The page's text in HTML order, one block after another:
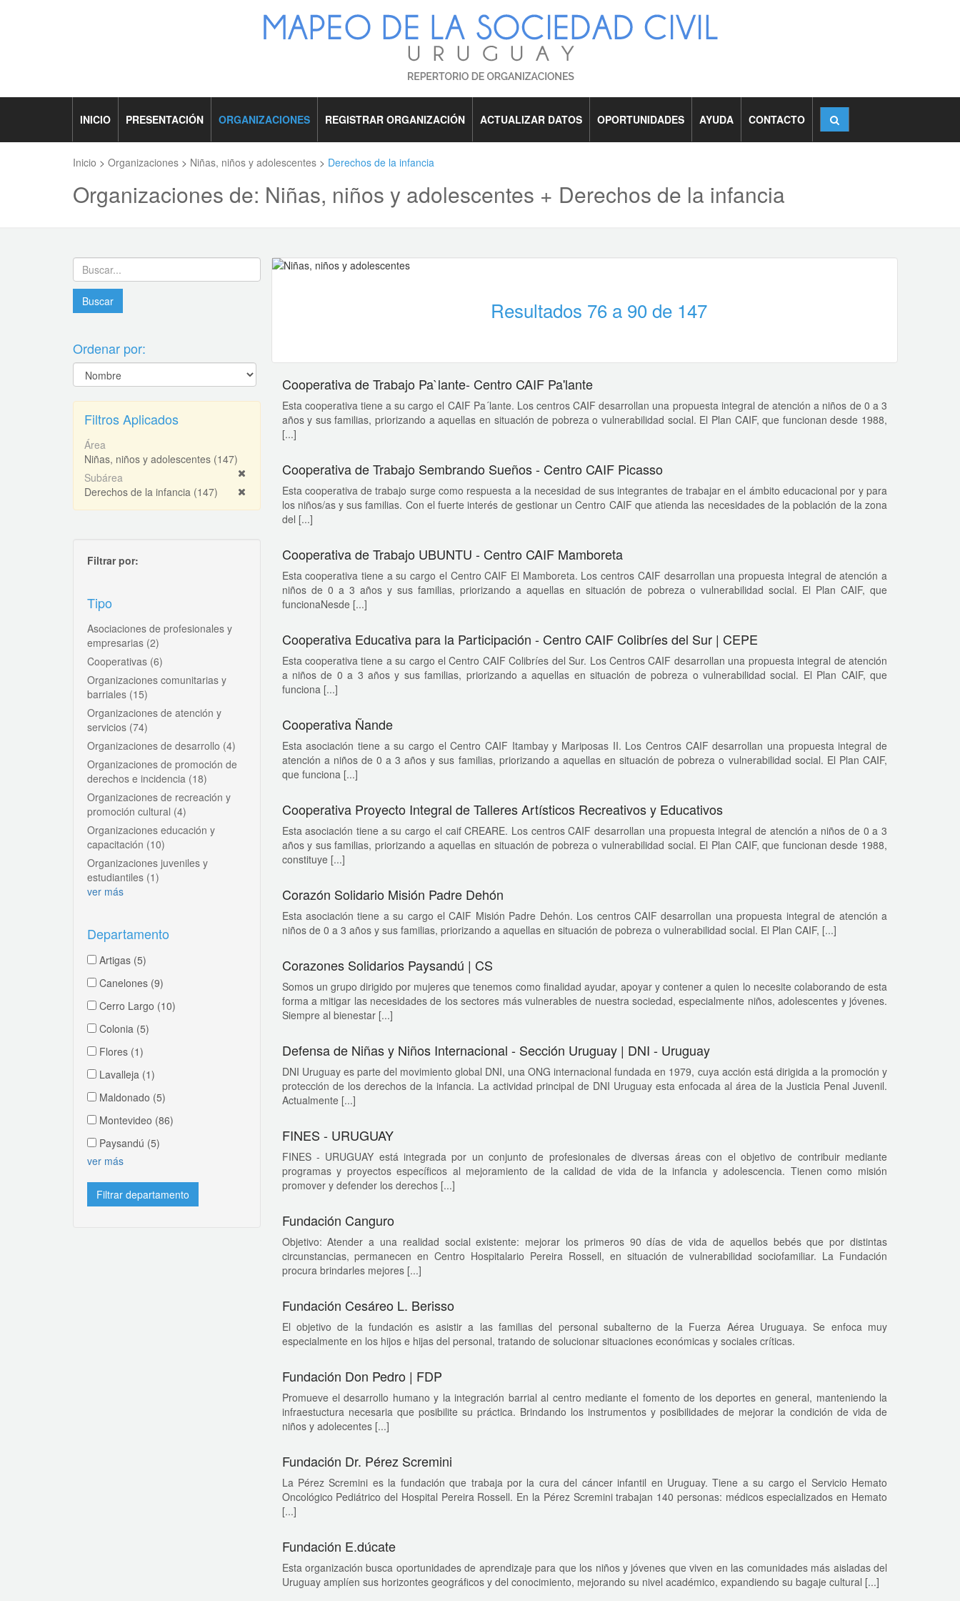
INICIO PRESENTACIÓN ORGANIZACIONES REGISTRAR ORGANIZACIÓN ACTUALIZAR DATOS OPORTUNIDADES AYUDA CONTACTO
Inicio > Organizaciones > Niñas, niños y adolescentes > Derechos de la infancia
Organizaciones de: Niñas, niños y adolescentes + Derechos de la infancia
Ordenar por:
Filtros Aplicados
Área
Niñas, niños y adolescentes (147)
Subárea
Derechos de la infancia (147)
Filtrar por:
Tipo
Asociaciones de profesionales y
empresarias (2)
Cooperativas (6)
Organizaciones comunitarias y
barriales (15)
Organizaciones de atención y
servicios (74)
Organizaciones de desarrollo (4)
Organizaciones de promoción de
derechos e incidencia (18)
Organizaciones de recreación y
promoción cultural (4)
Organizaciones educación y
capacitación (10)
Organizaciones juveniles y
estudiantiles (1)
ver más
Departamento
Artigas (5)
Canelones (9)
Cerro Largo (10)
Colonia (5)
Flores (1)
Lavalleja (1)
Maldonado (5)
Montevideo (86)
Paysandú (5)
ver más
Resultados 76 a 90 de 147
Cooperativa de Trabajo Pa`lante- Centro CAIF Pa'lante
Esta cooperativa tiene a su cargo el CAIF Pa´lante. Los centros CAIF desarrollan una propuesta integral de atención a niños de 0 a 3
años y sus familias, priorizando a aquellas en situación de pobreza o vulnerabilidad social. El Plan CAIF, que funcionan desde 1988,
[...]
Cooperativa de Trabajo Sembrando Sueños - Centro CAIF Picasso
Esta cooperativa de trabajo surge como respuesta a la necesidad de sus integrantes de trabajar en el ámbito educacional por y para
los niños/as y sus familias. Con el fuerte interés de gestionar un Centro CAIF que atienda las necesidades de la población de la zona
del [...]
Cooperativa de Trabajo UBUNTU - Centro CAIF Mamboreta
Esta cooperativa tiene a su cargo el Centro CAIF El Mamboreta. Los centros CAIF desarrollan una propuesta integral de atención a
niños de 0 a 3 años y sus familias, priorizando a aquellas en situación de pobreza o vulnerabilidad social. El Plan CAIF, que
funcionaNesde [...]
Cooperativa Educativa para la Participación - Centro CAIF Colibríes del Sur | CEPE
Esta cooperativa tiene a su cargo el Centro CAIF Colibríes del Sur. Los Centros CAIF desarrollan una propuesta integral de atención
a niños de 0 a 3 años y sus familias, priorizando a aquellas en situación de pobreza o vulnerabilidad social. El Plan CAIF, que
funciona [...]
Cooperativa Ñande
Esta asociación tiene a su cargo el Centro CAIF Itambay y Mariposas II. Los Centros CAIF desarrollan una propuesta integral de
atención a niños de 0 a 3 años y sus familias, priorizando a aquellas en situación de pobreza o vulnerabilidad social. El Plan CAIF,
que funciona [...]
Cooperativa Proyecto Integral de Talleres Artísticos Recreativos y Educativos
Esta asociación tiene a su cargo el caif CREARE. Los centros CAIF desarrollan una propuesta integral de atención a niños de 0 a 3
años y sus familias, priorizando a aquellas en situación de pobreza o vulnerabilidad social. El Plan CAIF, que funcionan desde 1988,
constituye [...]
Corazón Solidario Misión Padre Dehón
Esta asociación tiene a su cargo el CAIF Misión Padre Dehón. Los centros CAIF desarrollan una propuesta integral de atención a
niños de 0 a 3 años y sus familias, priorizando a aquellas en situación de pobreza o vulnerabilidad social. El Plan CAIF, [...]
Corazones Solidarios Paysandú | CS
Somos un grupo dirigido por mujeres que tenemos como finalidad ayudar, apoyar y contener a quien lo necesite colaborando de esta
forma a mitigar las necesidades de los sectores más vulnerables de nuestra sociedad, especialmente niños, adolescentes y jóvenes.
Siempre al bienestar [...]
Defensa de Niñas y Niños Internacional - Sección Uruguay | DNI - Uruguay
DNI Uruguay es parte del movimiento global DNI, una ONG internacional fundada en 1979, cuya acción está dirigida a la promoción y
protección de los derechos de la infancia. La actividad principal de DNI Uruguay esta enfocada al área de la Justicia Penal Juvenil.
Actualmente [...]
FINES - URUGUAY
FINES - URUGUAY está integrada por un conjunto de profesionales de diversas áreas con el objetivo de contribuir mediante
programas y proyectos específicos al mejoramiento de la calidad de vida de la infancia y adolescencia. Tienen como misión
promover y defender los derechos [...]
Fundación Canguro
Objetivo: Atender a una realidad social existente: mejorar los primeros 90 días de vida de aquellos bebés que por distintas
circunstancias, permanecen en Centro Hospitalario Pereira Rossell, en situación de vulnerabilidad sociofamiliar. La Fundación
procura brindarles mejores [...]
Fundación Cesáreo L. Berisso
El objetivo de la fundación es asistir a las familias del personal subalterno de la Fuerza Aérea Uruguaya. Se enfoca muy
especialmente en los hijos e hijas del personal, tratando de solucionar situaciones económicas y sociales críticas.
Fundación Don Pedro | FDP
Promueve el desarrollo humano y la integración barrial al centro mediante el fomento de los deportes en general, manteniendo la
infraestuctura necesaria que posibilite su práctica. Brindando los instrumentos y posibilidades de mejorar la condición de vida de
niños y adolecentes [...]
Fundación Dr. Pérez Scremini
La Pérez Scremini es la fundación que trabaja por la cura del cáncer infantil en Uruguay. Tiene a su cargo el Servicio Hemato
Oncológico Pediátrico del Hospital Pereira Rossell. En la Pérez Scremini trabajan 140 personas: médicos especializados en Hemato
[...]
Fundación E.dúcate
Esta organización busca oportunidades de aprendizaje para que los niños y jóvenes que viven en las comunidades más aisladas del
Uruguay amplíen sus horizontes geográficos y del conocimiento, mejorando su nivel académico, expandiendo su bagaje cultural [...]